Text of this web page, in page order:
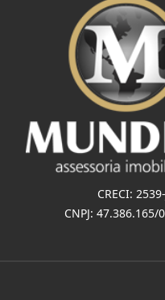
CRECI:
CNPJ: 47.386.165/